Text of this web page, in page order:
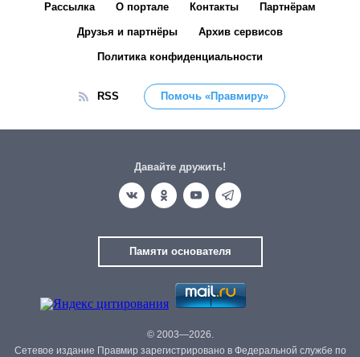
Рассылка О портале Контакты Партнёрам
Друзья и партнёры Архив сервисов
Политика конфиденциальности
RSS Помочь «Правмиру»
Давайте дружить!
Памяти основателя
© 2003—2026.
Сетевое издание Правмир зарегистрировано в Федеральной службе по